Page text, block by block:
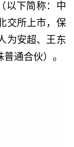
以下简称：中
交所上市，保
为安超、王东
通合伙）。